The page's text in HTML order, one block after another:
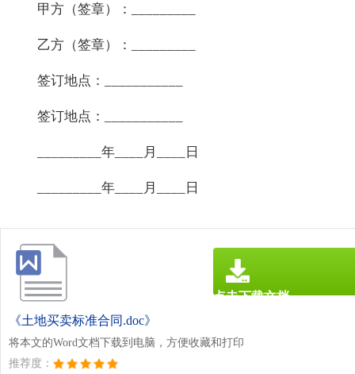
甲方（签章）：_________
乙方（签章）：_________
签订地点：___________
签订地点：___________
_________年____月____日
_________年____月____日
《土地买卖标准合同.doc》
将本文的Word文档下载到电脑，方便收藏和打印
推荐度：
点击下载文档